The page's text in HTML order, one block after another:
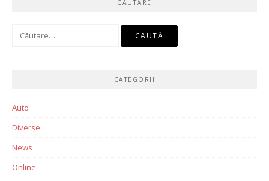
CAUTARE
Caută
CATEGORII
Auto
Diverse
News
Online